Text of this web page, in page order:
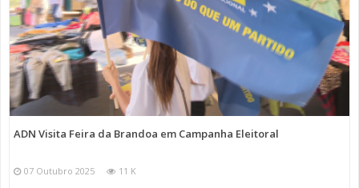
ADN Visita Feira da Brandoa em Campanha Eleitoral
07 Outubro 2025 11 K